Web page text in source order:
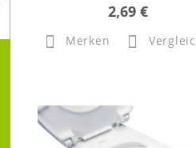
2,69 €
Merken